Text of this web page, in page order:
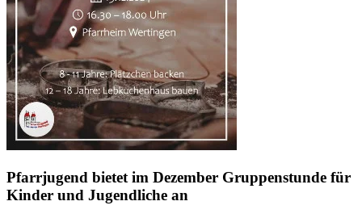
Pfarrjugend bietet im Dezember Gruppenstunde für
Kinder und Jugendliche an